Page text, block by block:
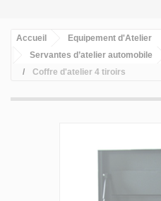
Accueil
Equipement d'Atelier
Servantes d’atelier automobile
Coffre d'atelier 4 tiroirs